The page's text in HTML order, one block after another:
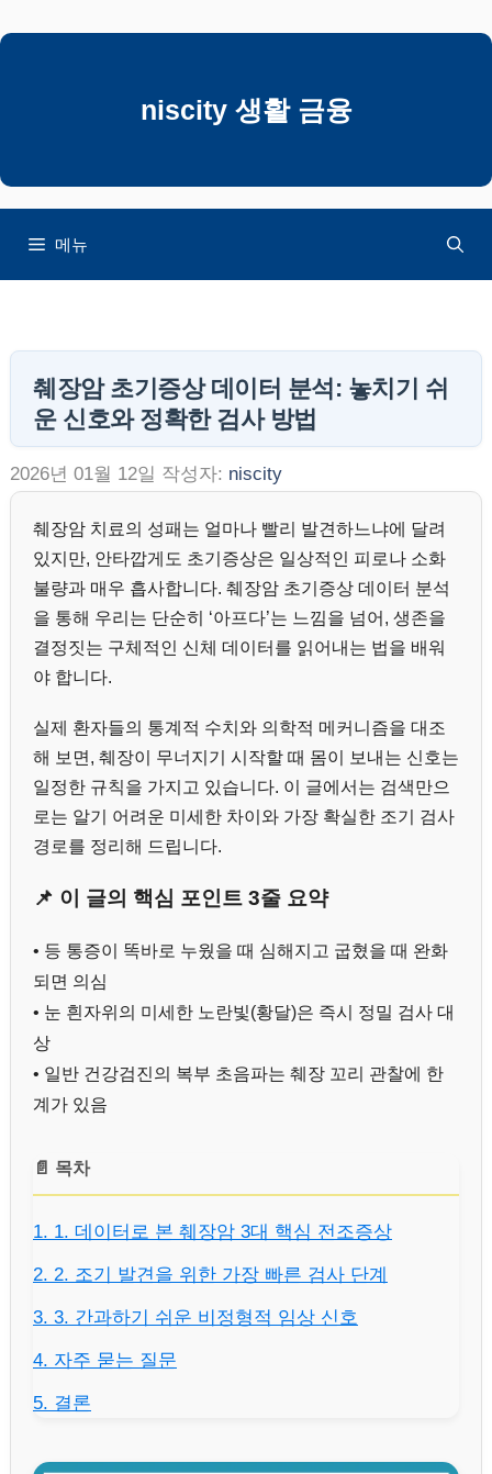
텐
뛰
niscity 생활 금융
메뉴
췌장암 초기증상 데이터 분석: 놓치기 쉬
운 신호와 정확한 검사 방법
2026년 01월 12일 작성자: niscity
췌장암 치료의 성패는 얼마나 빨리 발견하느냐에 달려
있지만, 안타깝게도 초기증상은 일상적인 피로나 소화
불량과 매우 흡사합니다. 췌장암 초기증상 데이터 분석
을 통해 우리는 단순히 ‘아프다’는 느낌을 넘어, 생존을
결정짓는 구체적인 신체 데이터를 읽어내는 법을 배워
야 합니다.
실제 환자들의 통계적 수치와 의학적 메커니즘을 대조
해 보면, 췌장이 무너지기 시작할 때 몸이 보내는 신호는
일정한 규칙을 가지고 있습니다. 이 글에서는 검색만으
로는 알기 어려운 미세한 차이와 가장 확실한 조기 검사
경로를 정리해 드립니다.
📌 이 글의 핵심 포인트 3줄 요약
• 등 통증이 똑바로 누웠을 때 심해지고 굽혔을 때 완화
되면 의심
• 눈 흰자위의 미세한 노란빛(황달)은 즉시 정밀 검사 대
상
• 일반 건강검진의 복부 초음파는 췌장 꼬리 관찰에 한
계가 있음
📄 목차
1. 1. 데이터로 본 췌장암 3대 핵심 전조증상
2. 2. 조기 발견을 위한 가장 빠른 검사 단계
3. 3. 간과하기 쉬운 비정형적 임상 신호
4. 자주 묻는 질문
5. 결론